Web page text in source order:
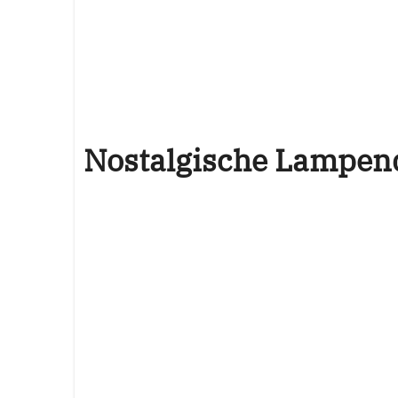
Nostalgische